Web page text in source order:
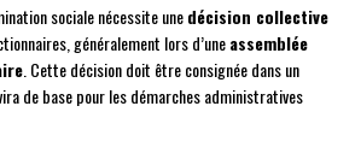
sociale nécessite unedécision collective
généralement lors d’uneassemblée
. Cette décision doit être consignée dans un
de base pour les démarches administratives